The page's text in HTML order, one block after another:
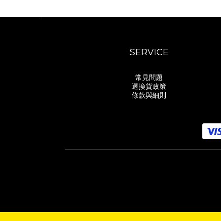
SERVICE
常見問題
退換貨政策
條款與細則